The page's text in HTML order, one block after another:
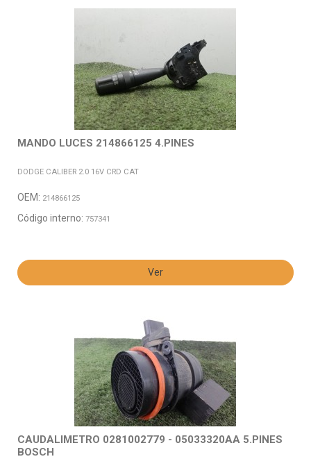
MANDO LUCES 214866125 4.PINES
DODGE CALIBER 2.0 16V CRD CAT
OEM: 214866125
Código interno: 757341
Ver
CAUDALIMETRO 0281002779 - 05033320AA 5.PINES
BOSCH